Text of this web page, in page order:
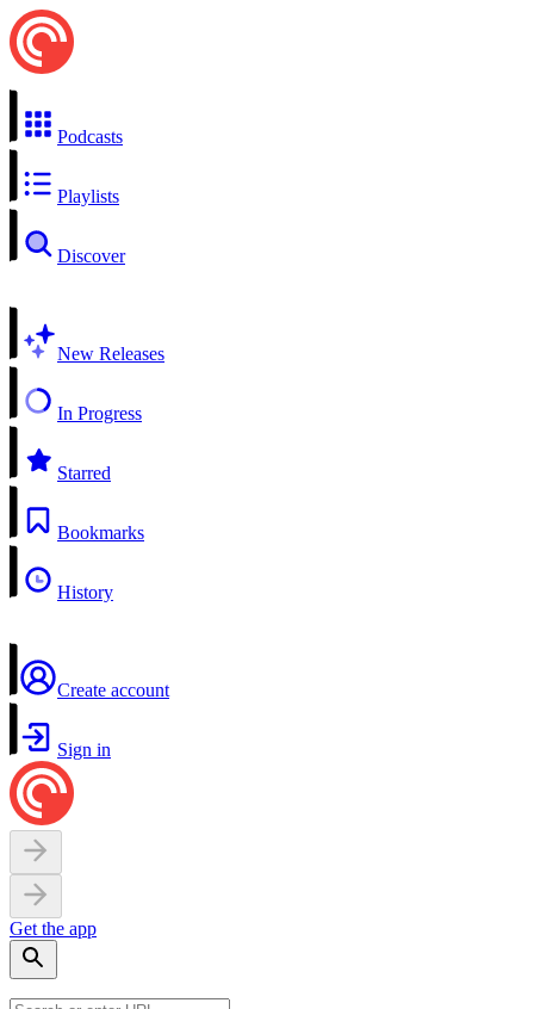
Podcasts
Playlists
Discover
New Releases
In Progress
Starred
Bookmarks
History
Create account
Sign in
Get the app